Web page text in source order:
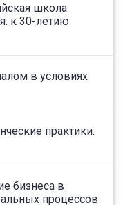
школа
к 30-летию
в условиях
практики:
бизнеса в
процессов